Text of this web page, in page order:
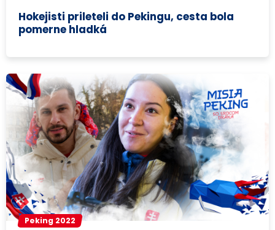
Hokejisti prileteli do Pekingu, cesta bola
pomerne hladká
Peking 2022